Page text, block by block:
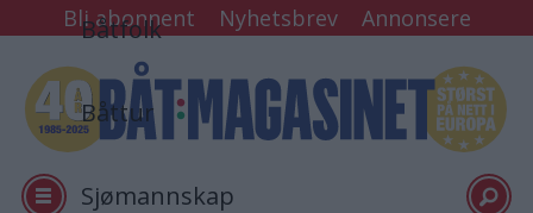
Bli abonnent Nyhetsbrev Annonsere
Båtfolk
Båttur
Sjømannskap